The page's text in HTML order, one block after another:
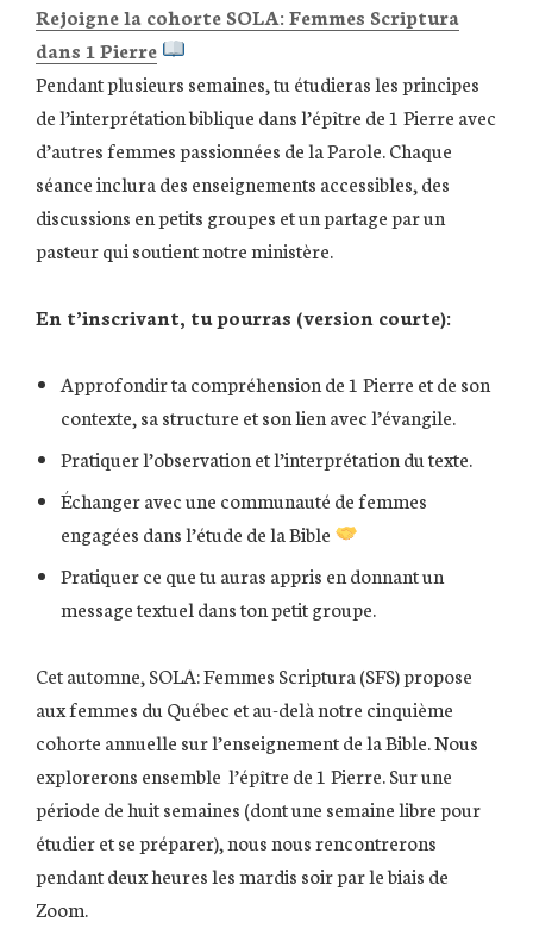
Rejoigne la cohorte SOLA: Femmes Scriptura
dans 1 Pierre
Pendant plusieurs semaines, tu étudieras les principes
de l’interprétation biblique dans l’épître de 1 Pierre avec
d’autres femmes passionnées de la Parole. Chaque
séance inclura des enseignements accessibles, des
discussions en petits groupes et un partage par un
pasteur qui soutient notre ministère.
En t’inscrivant, tu pourras (version courte):
Approfondir ta compréhension de 1 Pierre et de son
contexte, sa structure et son lien avec l’évangile.
Pratiquer l’observation et l’interprétation du texte.
Échanger avec une communauté de femmes
engagées dans l’étude de la Bible
Pratiquer ce que tu auras appris en donnant un
message textuel dans ton petit groupe.
Cet automne, SOLA: Femmes Scriptura (SFS) propose
aux femmes du Québec et au-delà notre cinquième
cohorte annuelle sur l’enseignement de la Bible. Nous
explorerons ensemble l’épître de 1 Pierre. Sur une
période de huit semaines (dont une semaine libre pour
étudier et se préparer), nous nous rencontrerons
pendant deux heures les mardis soir par le biais de
Zoom.